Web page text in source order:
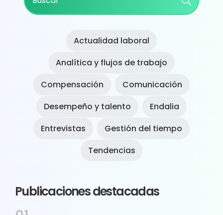
Sidebar
Actualidad laboral
Analítica y flujos de trabajo
Compensación
Comunicación
Desempeño y talento
Endalia
Entrevistas
Gestión del tiempo
Tendencias
Publicaciones destacadas